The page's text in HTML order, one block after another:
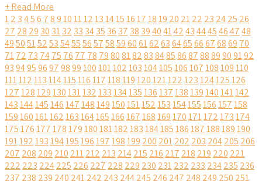
+ Read More
12 3456 78910111213141516171819 20 2122 23 2425 26
27 28 29 30 3132 33 3435 36 37 38 39404142434445464748
495051525354555657585960616263646566676869 70
7172 73 7475 76 77 78 7980818283848586878889909192
93949596979899100101102103104105106107108109110
111112113114115116117118119120121122123124125126
127128129130131132133134135136137138139140141142
143144145146147148149150151152153154155156157158
159160161162163164165166167168169170171172173174
175176177178179180181182183184185186187188189190
191192193194195196197198199 200 201202 203 204205 206
207 208 209 210 211212 213 214215 216 217 218 219 220 221
222 223 224225 226 227 228 229 230 231232 233 234235 236
237 238 239 240 241242 243 244245 246 247 248 249 250 251